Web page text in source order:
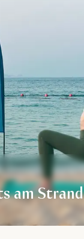
am Strand